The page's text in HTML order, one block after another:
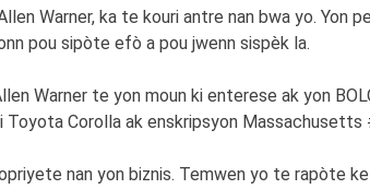
Warner, ka te kouri antre nan bwa yo. Yon
pou sipòte efò a pou jwenn sispèk la.
Warner te yon moun ki enterese ak yon
Toyota Corolla ak enskripsyon Massachusetts
nan yon biznis. Temwen yo te rapòte